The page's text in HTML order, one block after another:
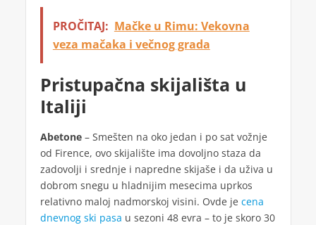
PROČITAJ: Mačke u Rimu: Vekovna
veza mačaka i večnog grada
Pristupačna skijališta u
Italiji
Abetone– Smešten na oko jedan i po sat vožnje
od Firence, ovo skijalište ima dovoljno staza da
zadovolji i srednje i napredne skijaše i da uživa u
dobrom snegu u hladnijim mesecima uprkos
relativno maloj nadmorskoj visini. Ovde je cena
dnevnog ski pasa u sezoni 48 evra – to je skoro 30